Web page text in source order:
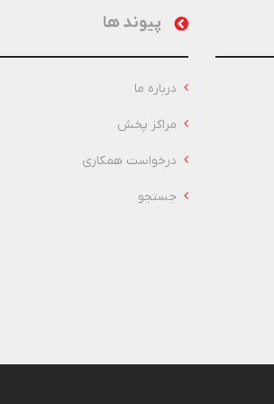
پیوند ها
درباره ما
مراکز پخش
درخواست همکاری
جستجو